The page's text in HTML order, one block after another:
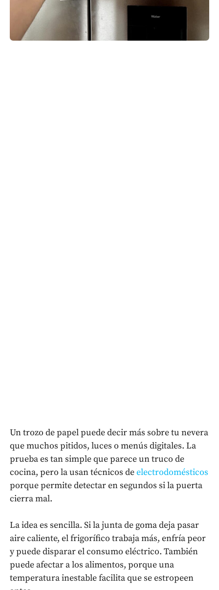
Un trozo de papel puede decir más sobre tu nevera
que muchos pitidos, luces o menús digitales. La
prueba es tan simple que parece un truco de
cocina, pero la usan técnicos deelectrodomésticos
porque permite detectar en segundos si la puerta
cierra mal.
La idea es sencilla. Si la junta de goma deja pasar
aire caliente, el frigorífico trabaja más, enfría peor
y puede disparar el consumo eléctrico. También
puede afectar a los alimentos, porque una
temperatura inestable facilita que se estropeen